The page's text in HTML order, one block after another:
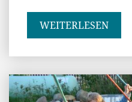
WEITERLESEN